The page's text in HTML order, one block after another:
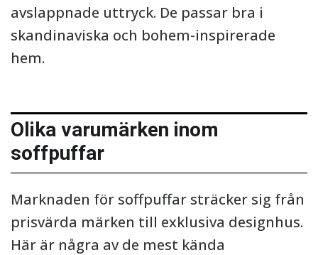
avslappnade uttryck. De passar bra i
skandinaviska och bohem-inspirerade
hem.
Olika varumärken inom
soffpuffar
Marknaden för soffpuffar sträcker sig från
prisvärda märken till exklusiva designhus.
Här är några av de mest kända